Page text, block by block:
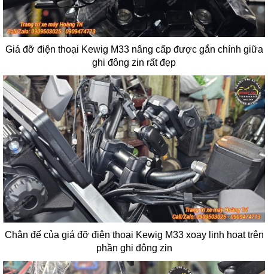
Giá đỡ điện thoại Kewig M33 nâng cấp được gắn chính giữa
ghi đông zin rất đẹp
Chân đế của giá đỡ điện thoại Kewig M33 xoay linh hoạt trên
phần ghi đông zin